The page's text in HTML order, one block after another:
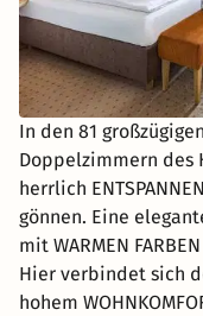
In den 81
Doppelzimmern des
herrlich
gönnen. Eine
mit WARMEN
Hier verbindet sich
hohem